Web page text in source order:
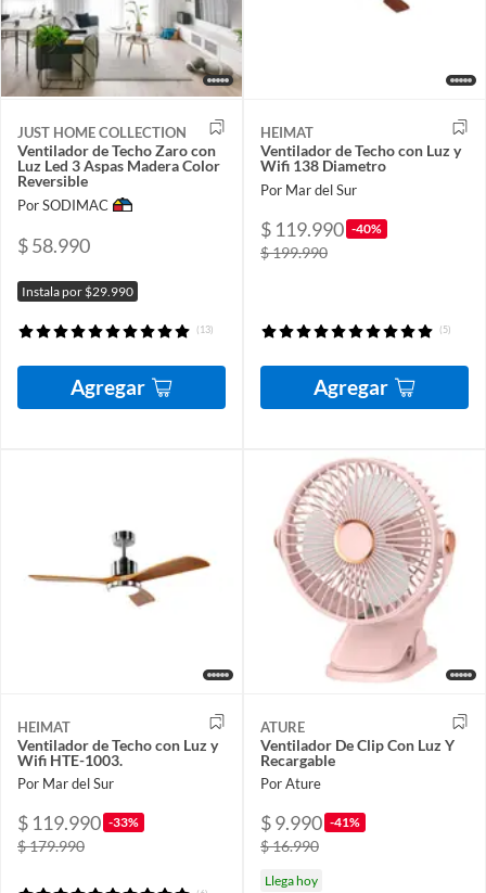
JUST HOME COLLECTION
Ventilador de Techo Zaro con
Luz Led 3 Aspas Madera Color
Reversible
Por SODIMAC
$ 58.990
Instala por $29.990
(13)
Agregar
HEIMAT
Ventilador de Techo con Luz y
Wifi 138 Diametro
Por Mar del Sur
$ 119.990 -40%
$ 199.990
(5)
Agregar
HEIMAT
Ventilador de Techo con Luz y
Wifi HTE-1003.
Por Mar del Sur
$ 119.990 -33%
$ 179.990
ATURE
Ventilador De Clip Con Luz Y
Recargable
Por Ature
$ 9.990 -41%
$ 16.990
Llega hoy